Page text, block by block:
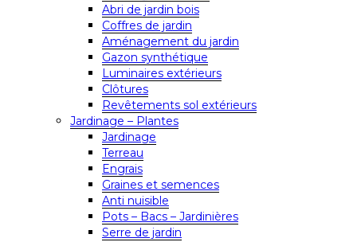
Abri de jardin bois
Coffres de jardin
Aménagement du jardin
Gazon synthétique
Luminaires extérieurs
Clôtures
Revêtements sol extérieurs
Jardinage – Plantes
Jardinage
Terreau
Engrais
Graines et semences
Anti nuisible
Pots – Bacs – Jardinières
Serre de jardin